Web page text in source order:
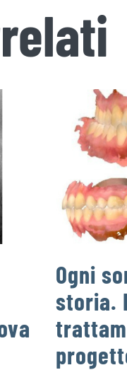
Ogni
storia.